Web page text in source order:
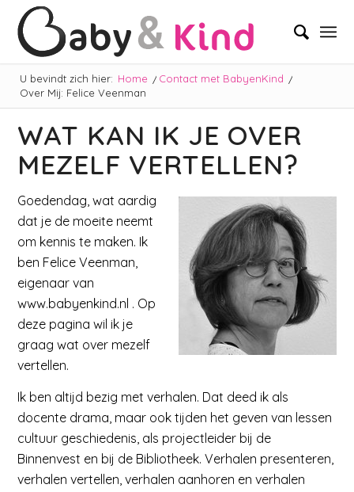
U bevindt zich hier: Home / Contact met BabyenKind /
Over Mij: Felice Veenman
WAT KAN IK JE OVER
MEZELF VERTELLEN?
Goedendag, wat aardig
dat je de moeite neemt
om kennis te maken. Ik
ben Felice Veenman,
eigenaar van
www.babyenkind.nl . Op
deze pagina wil ik je
graag wat over mezelf
vertellen.
Ik ben altijd bezig met verhalen. Dat deed ik als
docente drama, maar ook tijden het geven van lessen
cultuur geschiedenis, als projectleider bij de
Binnenvest en bij de Bibliotheek. Verhalen presenteren,
verhalen vertellen, verhalen aanhoren en verhalen